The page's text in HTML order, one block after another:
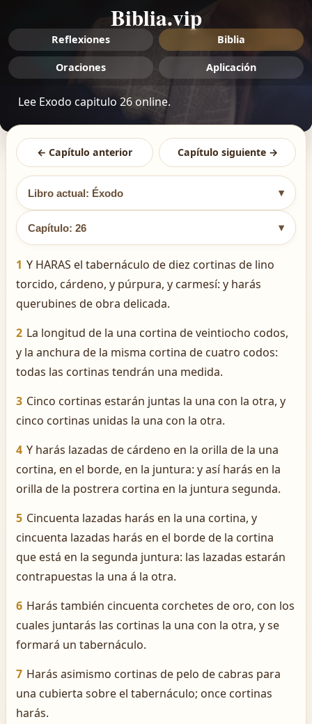
Biblia.vip
Reflexiones Biblia
Oraciones Aplicación
Lee Exodo capitulo 26 online.
← Capítulo anterior Capítulo siguiente →
Libro actual: Éxodo ▾
Capítulo: 26 ▾
1 Y HARAS el tabernáculo de diez cortinas de lino
torcido, cárdeno, y púrpura, y carmesí: y harás
querubines de obra delicada.
2 La longitud de la una cortina de veintiocho codos,
y la anchura de la misma cortina de cuatro codos:
todas las cortinas tendrán una medida.
3 Cinco cortinas estarán juntas la una con la otra, y
cinco cortinas unidas la una con la otra.
4 Y harás lazadas de cárdeno en la orilla de la una
cortina, en el borde, en la juntura: y así harás en la
orilla de la postrera cortina en la juntura segunda.
5 Cincuenta lazadas harás en la una cortina, y
cincuenta lazadas harás en el borde de la cortina
que está en la segunda juntura: las lazadas estarán
contrapuestas la una á la otra.
6 Harás también cincuenta corchetes de oro, con los
cuales juntarás las cortinas la una con la otra, y se
formará un tabernáculo.
7 Harás asimismo cortinas de pelo de cabras para
una cubierta sobre el tabernáculo; once cortinas
harás.